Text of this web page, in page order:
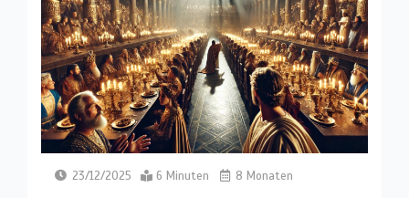
23/12/2025 6 Minuten 8 Monaten